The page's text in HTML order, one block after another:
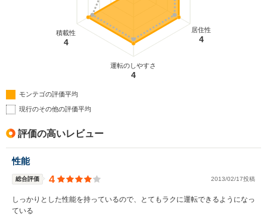
居住性
4
運転のしやすさ
4
積載性
4
モンテゴの評価平均
現行のその他の評価平均
評価の高いレビュー
性能
総合評価 4 2013/02/17投稿
しっかりとした性能を持っているので、とてもラクに運転できるようになっ
ている